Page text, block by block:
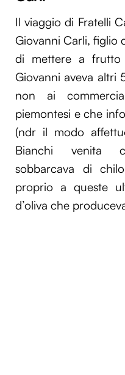
Il viaggio di Fratelli
Giovanni Carli, figlio
di mettere a frutto
Giovanni aveva altri
non ai
piemontesi e che
(ndr il modo
Bianchi venita
sobbarcava di
proprio a queste
d’oliva che